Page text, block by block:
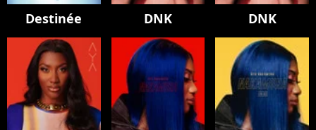
Destinée DNK DNK